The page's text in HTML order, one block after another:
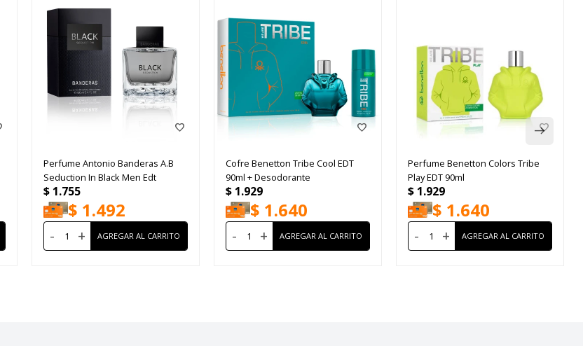
Perfume Antonio Banderas A.B
Seduction In Black Men Edt
$ 1.755
$ 1.492
- +
Cofre Benetton Tribe Cool EDT
90ml + Desodorante
$ 1.929
$ 1.640
- +
Perfume Benetton Colors Tribe
Play EDT 90ml
$ 1.929
$ 1.640
- +